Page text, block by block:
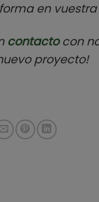
en
contactocon
proyecto!